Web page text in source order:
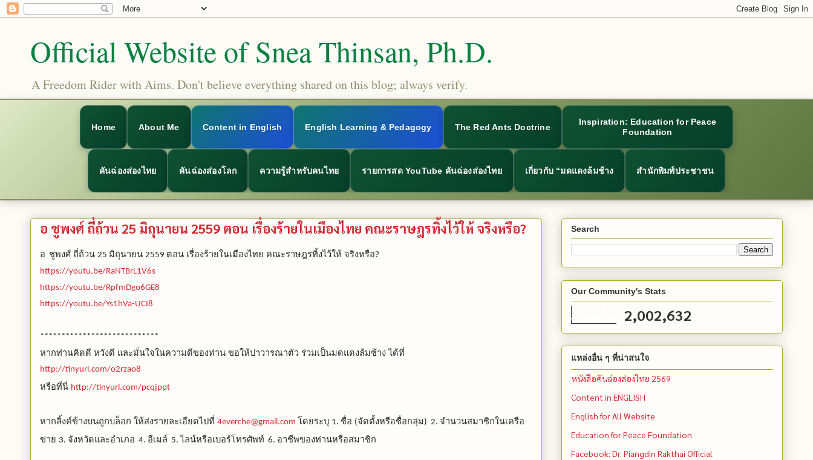
Official Website of Snea Thinsan, Ph.D.
A Freedom Rider with Aims. Don't believe everything shared on this blog; always verify.
Home About Me Content in English English Learning & Pedagogy The Red Ants Doctrine
Inspiration: Education for Peace
Foundation
คันฉ่องส่องไทย คันฉ่องส่องโลก ความรู้สำหรับคนไทย รายการสด YouTube คันฉ่องส่องไทย เกี่ยวกับ “มดแดงล้มช้าง สำนักพิมพ์ประชาชน
อ ชูพงศ์ ถี่ถ้วน 25 มิถุนายน 2559 ตอน เรื่องร้ายในเมืองไทย คณะราษฎรทิ้งไว้ให้ จริงหรือ?
อ ชูพงศ์ ถี่ถ้วน 25 มิถุนายน 2559 ตอน เรื่องร้ายในเมืองไทย คณะราษฎรทิ้งไว้ให้ จริงหรือ?
https://youtu.be/RaNTBrL1V6s
https://youtu.be/RpfmDgo6GE8
https://youtu.be/Ys1hVa-UCI8
****************************
หากท่านคิดดี หวังดี และมั่นใจในความดีของท่าน ขอให้ปาวารณาตัว ร่วมเป็นมดแดงล้มช้าง ได้ที่
http://tinyurl.com/o2rzao8
หรือที่นี่ http://tinyurl.com/pcqjppt
หากลิ้งค์ข้างบนถูกบล็อก ให้ส่งรายละเอียดไปที่ 4everche@gmail.com โดยระบุ 1. ชื่อ (จัดตั้งหรือชื่อกลุ่ม) 2. จำนวนสมาชิกในเครือ
ข่าย 3. จังหวัดและอำเภอ 4. อีเมล์ 5. ไลน์หรือเบอร์โทรศัพท์ 6. อาชีพของท่านหรือสมาชิก
Search
Our Community's Stats
2,002,632
แหล่งอื่น ๆ ที่น่าสนใจ
หนังสือคันฉ่องส่องไทย 2569
Content in ENGLISH
English for All Website
Education for Peace Foundation
Facebook: Dr. Piangdin Rakthai Official